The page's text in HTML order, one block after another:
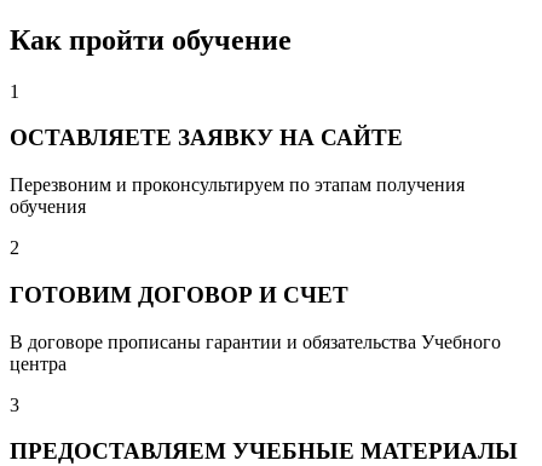
Как пройти обучение
1
ОСТАВЛЯЕТЕ ЗАЯВКУ НА САЙТЕ
Перезвоним и проконсультируем по этапам получения
обучения
2
ГОТОВИМ ДОГОВОР И СЧЕТ
В договоре прописаны гарантии и обязательства Учебного
центра
3
ПРЕДОСТАВЛЯЕМ УЧЕБНЫЕ МАТЕРИАЛЫ